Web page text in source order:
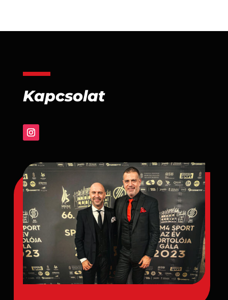
Kapcsolat